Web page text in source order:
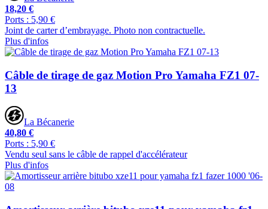
18,20 €
Ports : 5,90 €
Joint de carter d’embrayage. Photo non contractuelle.
Plus d'infos
Câble de tirage de gaz Motion Pro Yamaha FZ1 07-
13
La Bécanerie
40,80 €
Ports : 5,90 €
Vendu seul sans le câble de rappel d'accélérateur
Plus d'infos